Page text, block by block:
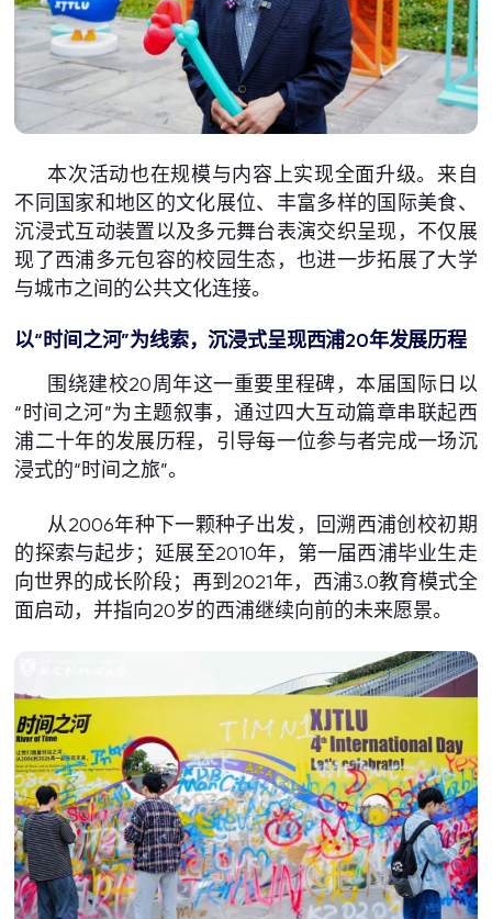
本次活动也在规模与内容上实现全面升级。来自
不同国家和地区的文化展位、丰富多样的国际美食、
沉浸式互动装置以及多元舞台表演交织呈现，不仅展
现了西浦多元包容的校园生态，也进一步拓展了大学
与城市之间的公共文化连接。
以“时间之河”为线索，沉浸式呈现西浦20年发展历程
围绕建校20周年这一重要里程碑，本届国际日以
“时间之河”为主题叙事，通过四大互动篇章串联起西
浦二十年的发展历程，引导每一位参与者完成一场沉
浸式的“时间之旅”。
从2006年种下一颗种子出发，回溯西浦创校初期
的探索与起步；延展至2010年，第一届西浦毕业生走
向世界的成长阶段；再到2021年，西浦3.0教育模式全
面启动，并指向20岁的西浦继续向前的未来愿景。